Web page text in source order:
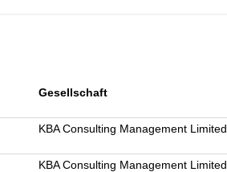
Gesellschaft
KBA Consulting Management Limited
KBA Consulting Management Limited